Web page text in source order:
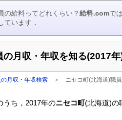
の給料ってどれくらい？給料.comで
ています．
の月収・年収を知る(2017
月収・年収検索 ＞ ニセコ町(北海道)職
うち，2017年のニセコ町(北海道)の